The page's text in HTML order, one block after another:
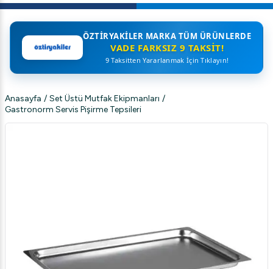
ÖZTIRYAKILER MARKA TÜM ÜRÜNLERDE
VADE FARKSIZ 9 TAKSIT!
9 Taksitten Yararlanmak İçin Tıklayın!
Anasayfa / Set Üstü Mutfak Ekipmanları /
Gastronorm Servis Pişirme Tepsileri